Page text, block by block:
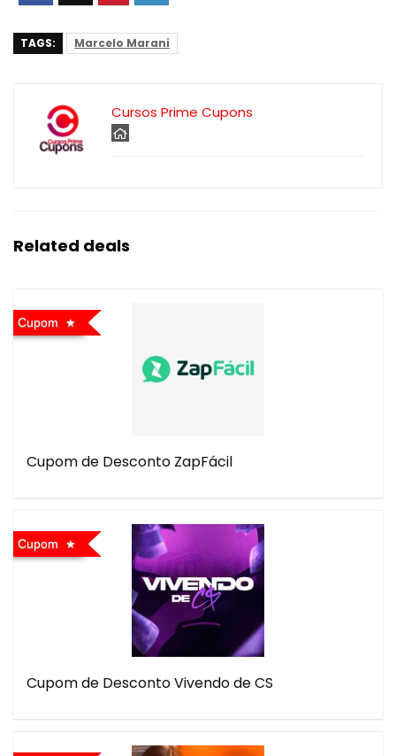
TAGS: Marcelo Marani
Cursos Prime Cupons
Related deals
Cupom
Cupom de Desconto ZapFácil
Cupom
Cupom de Desconto Vivendo de CS